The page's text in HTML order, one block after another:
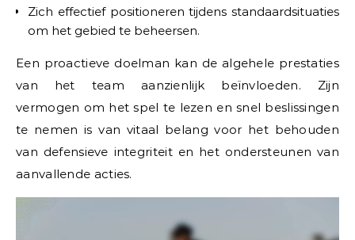
Zich effectief positioneren tijdens standaardsituaties
om het gebied te beheersen.
Een proactieve doelman kan de algehele prestaties
van het team aanzienlijk beïnvloeden. Zijn
vermogen om het spel te lezen en snel beslissingen
te nemen is van vitaal belang voor het behouden
van defensieve integriteit en het ondersteunen van
aanvallende acties.